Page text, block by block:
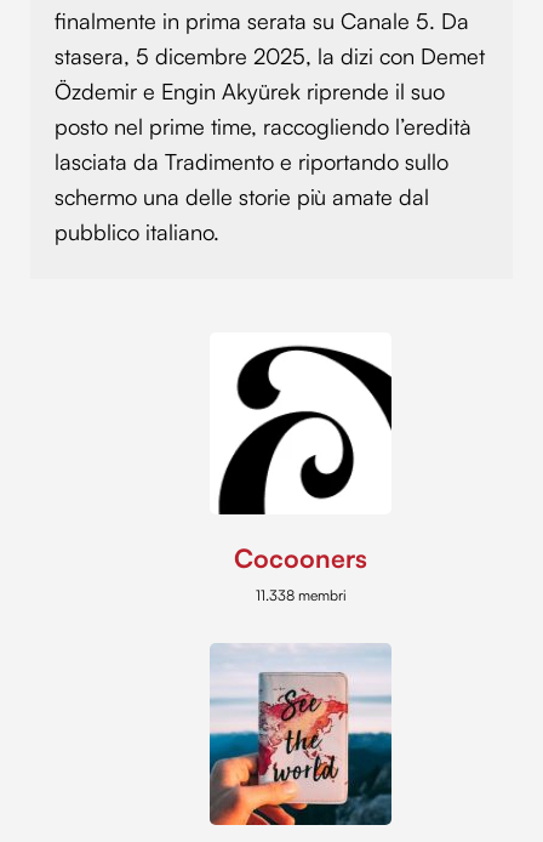
finalmente in prima serata su Canale 5. Da
stasera, 5 dicembre 2025, la dizi con Demet
Özdemir e Engin Akyürek riprende il suo
posto nel prime time, raccogliendo l’eredità
lasciata da Tradimento e riportando sullo
schermo una delle storie più amate dal
pubblico italiano.
Cocooners
11.338 membri